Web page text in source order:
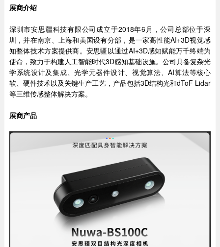
展商介绍
深圳市安思疆科技有限公司成立于2018年6月，公司总部位于深
圳，并在南京、上海和美国设有分部，是一家高性能AI+3D视觉感
知整体技术方案提供商。安思疆以通过AI+3D感知赋能万千终端为
使命，致力于构建人工智能时代3D感知基础设施。公司具备复杂光
学系统设计及集成、光学元器件设计、视觉算法、AI算法等核心
软、硬件技术以及关键生产工艺，产品包括3D结构光和dToF Lidar
等三维传感整体解决方案。
展商产品